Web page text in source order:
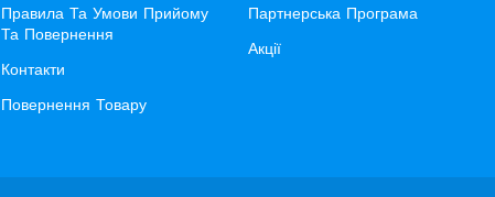
Правила Та Умови Прийому
Та Повернення
Контакти
Повернення Товару
Партнерська Програма
Акції